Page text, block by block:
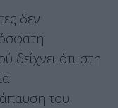
δεν
δείχνει ότι στη
του